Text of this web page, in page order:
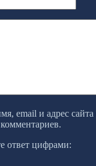
email и адрес сайта
ответ цифрами: